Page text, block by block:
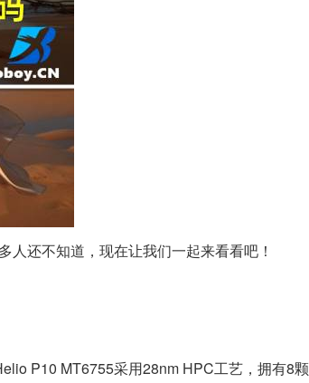
还不知道，现在让我们一起来看看吧！
P10 MT6755采用28nm HPC工艺，拥有8